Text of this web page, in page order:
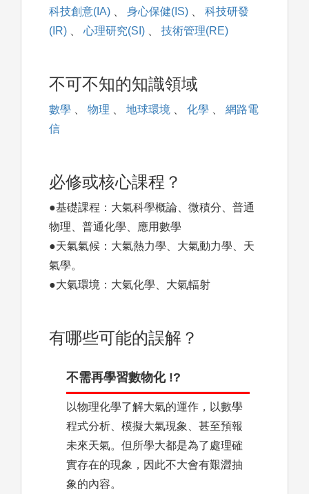
科技創意(IA) 、 身心保健(IS) 、
科技研發
(IR) 、 心理研究(SI) 、 技術管理(RE)
不可不知的知識領域
數學 、 物理 、 地球環境 、 化學 、
網路電
信
必修或核心課程？
●基礎課程：大氣科學概論、微積分、普通
物理、普通化學、應用數學
●天氣氣候：大氣熱力學、大氣動力學、天
氣學。
●大氣環境：大氣化學、大氣輻射
有哪些可能的誤解？
不需再學習數物化 !?
以物理化學了解大氣的運作，以數學
程式分析、模擬大氣現象、甚至預報
未來天氣。但所學大都是為了處理確
實存在的現象，因此不大會有艱澀抽
象的內容。